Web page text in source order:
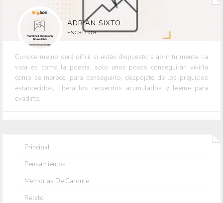
ADRIÁN SIXTO
ESCRITOR
Conocerme no será difícil si estás dispuesto a abrir tu mente. La
vida es como la poesía, solo unos pocos conseguirán vivirla
como se merece; para conseguirlo, despójate de los prejuicios
establecidos, libera los recuerdos acumulados y léeme para
evadirte.
Principal
Pensamientos
Memorias De Caronte
Relato